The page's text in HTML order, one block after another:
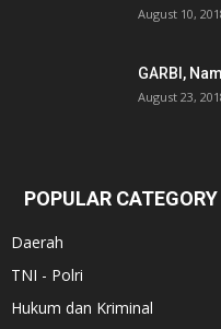
August 10,
GARBI,
August 23,
POPULAR CATEGORY
Daerah
TNI - Polri
Hukum dan Kriminal